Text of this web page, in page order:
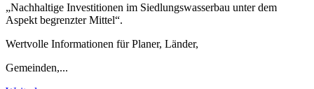
„Nachhaltige Investitionen im Siedlungswasserbau unter dem
Aspekt begrenzter Mittel“.
Wertvolle Informationen für Planer, Länder,
Gemeinden,...